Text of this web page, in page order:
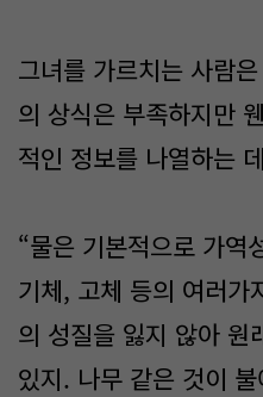
그녀를 가르치는 사람
의 상식은 부족하지만
적인 정보를 나열하는
“물은 기본적으로 가역
기체, 고체 등의 여러가
의 성질을 잃지 않아 원
있지. 나무 같은 것이